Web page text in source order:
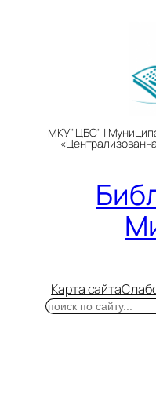
МКУ "ЦБС" |
Карта сайта
Поиск